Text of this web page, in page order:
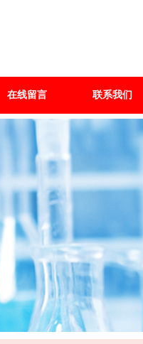
在线留言 联系我们